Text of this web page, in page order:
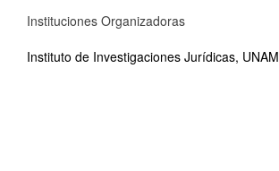
Instituciones Organizadoras
Instituto de Investigaciones Jurídicas, UNAM